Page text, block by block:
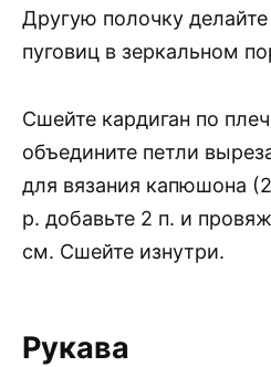
Другую полочку
пуговиц в зеркальном
Сшейте кардиган по
объедините петли
для вязания капюшона
р. добавьте 2 п. и
см. Сшейте изнутри.
Рукава